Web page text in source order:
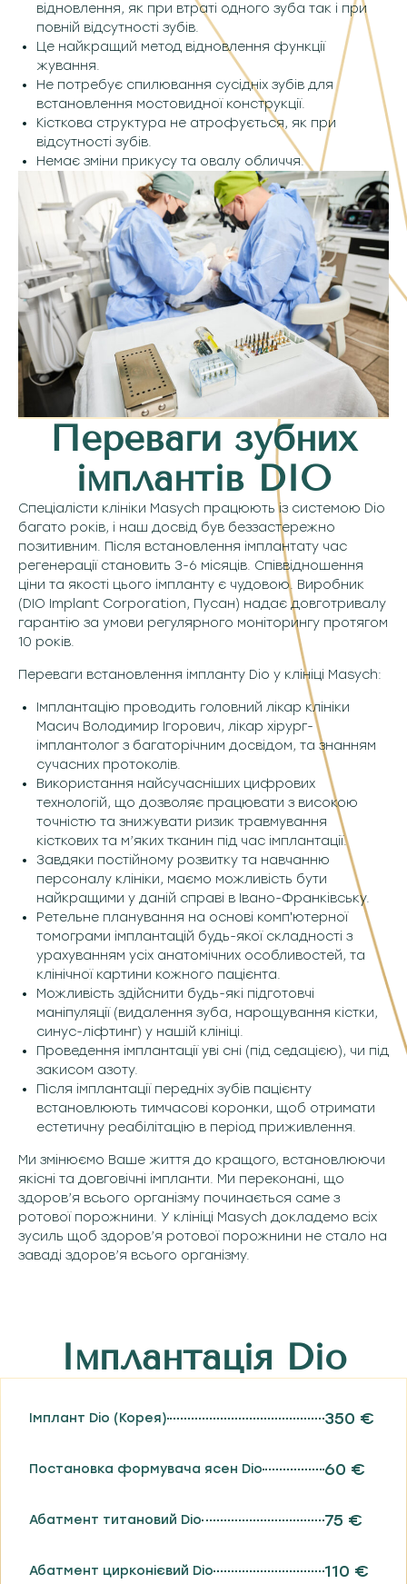
відновлення, як при втраті одного зуба так і при
повній відсутності зубів.
Це найкращий метод відновлення функції
жування.
Не потребує спилювання сусідніх зубів для
встановлення мостовидної конструкції.
Кісткова структура не атрофується, як при
відсутності зубів.
Немає зміни прикусу та овалу обличчя.
Переваги зубних
імплантів DIO
Спеціалісти клініки Masych працюють із системою Dio
багато років, і наш досвід був беззастережно
позитивним. Після встановлення імплантату час
регенерації становить 3-6 місяців. Співвідношення
ціни та якості цього імпланту є чудовою. Виробник
(DIO Implant Corporation, Пусан) надає довготривалу
гарантію за умови регулярного моніторингу протягом
10 років.
Переваги встановлення імпланту Dio у клініці Masych:
Імплантацію проводить головний лікар клініки
Масич Володимир Ігорович, лікар хірург-
імплантолог з багаторічним досвідом, та знанням
сучасних протоколів.
Використання найсучасніших цифрових
технологій, що дозволяє працювати з високою
точністю та знижувати ризик травмування
кісткових та м’яких тканин під час імплантації.
Завдяки постійному розвитку та навчанню
персоналу клініки, маємо можливість бути
найкращими у даній справі в Івано-Франківську.
Ретельне планування на основі компʼютерної
томограми імплантацій будь-якої складності з
урахуванням усіх анатомічних особливостей, та
клінічної картини кожного пацієнта.
Можливість здійснити будь-які підготовчі
маніпуляції (видалення зуба, нарощування кістки,
синус-ліфтинг) у нашій клініці.
Проведення імплантації уві сні (під седацією), чи під
закисом азоту.
Після імплантації передніх зубів пацієнту
встановлюють тимчасові коронки, щоб отримати
естетичну реабілітацію в період приживлення.
Ми змінюємо Ваше життя до кращого, встановлюючи
якісні та довговічні імпланти. Ми переконані, що
здоров’я всього організму починається саме з
ротової порожнини. У клініці Masych докладемо всіх
зусиль щоб здоров’я ротової порожнини не стало на
заваді здоров’я всього організму.
Імплантація Dio
Імплант Dio (Корея) 350 €
Постановка формувача ясен Dio 60 €
Абатмент титановий Dio 75 €
Абатмент цирконієвий Dio 110 €